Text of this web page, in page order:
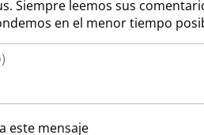
Siempre leemos sus
en el menor tiempo
este mensaje